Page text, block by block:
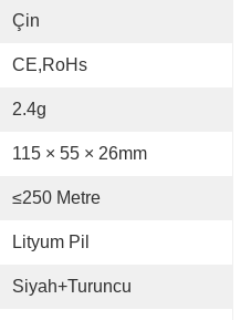
Çin
CE,RoHs
2.4g
115 × 55 × 26mm
≤250 Metre
Lityum Pil
Siyah+Turuncu